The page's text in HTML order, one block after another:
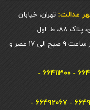
عدالت: تهران، خیابان
ط. اول
ساعات کاری: همه روزه شنبه تا چهارشنبه از ساعت ۹ صبح الی ۱۷ عصر و
تلفن های تماس دفتر تهران: ۶۶۴۱۱۲۰۰ - ۶۶۴۱۱۳۰۰ -
تلفن های تماس دفتر تهران: ۶۶۴۹۲۱۹۴ - ۶۶۴۹۲۰۶۷ -